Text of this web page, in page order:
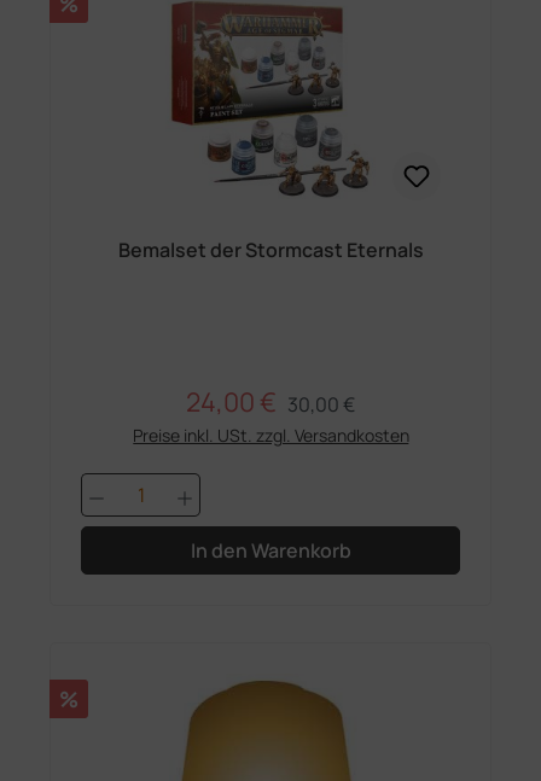
Bemalset der Stormcast Eternals
Verkaufspreis:
24,00 € Regulärer Preis:
30,00 €
Preise inkl. USt. zzgl. Versandkosten
Produkt Anzahl: Gib den
In den Warenkorb
Rabatt
%